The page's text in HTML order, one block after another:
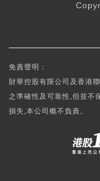
免責聲明：
財華控股有限公司及香港
之準確性及可靠性,但並不
損失,本公司概不負責。